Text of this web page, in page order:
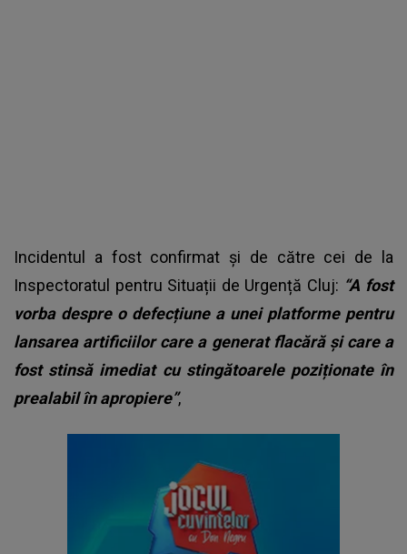
Incidentul a fost confirmat și de către cei de la
Inspectoratul pentru Situații de Urgență Cluj: “A fost
vorba despre o defecțiune a unei platforme pentru
lansarea artificiilor care a generat flacără și care a
fost stinsă imediat cu stingătoarele poziționate în
prealabil în apropiere”,